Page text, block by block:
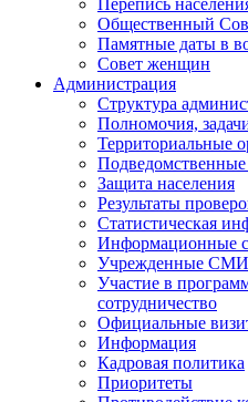
Перепись
Общественный
Памятные даты в
Совет женщин
Администрация
Структура
Полномочия,
Территориальные
Подведомственные
Защита населения
Результаты
Статистическая
Информационные
Учрежденные СМИ
Участие в
сотрудничество
Официальные
Информация
Кадровая политика
Приоритеты